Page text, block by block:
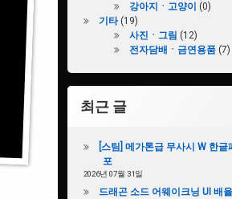
강아지ㆍ고양이
(0)
기타(19)
사진ㆍ그림 (12)
전자담배ㆍ금연용품(7)
최근 글
[스팀] 메가톤급 무사시 W 한글
포
2026년 07월 31일
드래곤 소드 어웨이크닝 UI 배